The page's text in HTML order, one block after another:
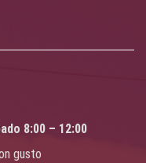
8:00 – 12:00
gusto